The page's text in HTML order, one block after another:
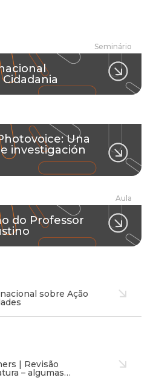
Seminário
Una
investigación
Aula
do Professor
sobre Ação
| Revisão
– algumas…